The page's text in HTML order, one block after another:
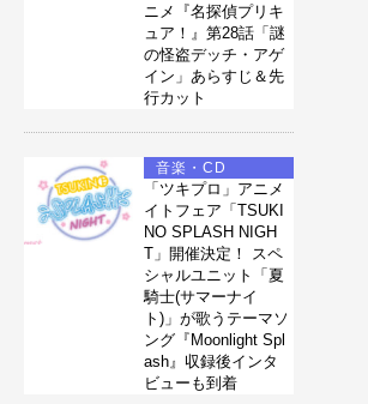
ニメ『名探偵プリキ
ュア！』第28話「謎
の怪盗デッチ・アゲ
イン」あらすじ＆先
行カット
音楽・CD
「ツキプロ」アニメ
イトフェア「TSUKI
NO SPLASH NIGH
T」開催決定！ スペ
シャルユニット「夏
騎士(サマーナイ
ト)」が歌うテーマソ
ング『Moonlight Spl
ash』収録後インタ
ビューも到着